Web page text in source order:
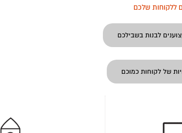
ללקוחות שלכם
לבנות בשבילכם
של לקוחות כמוכם